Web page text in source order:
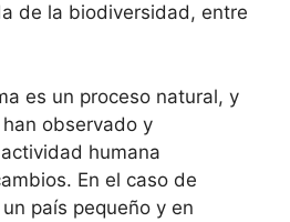
de la biodiversidad, entre
es un proceso natural, y
observado y
humana
En el caso de
país pequeño y en